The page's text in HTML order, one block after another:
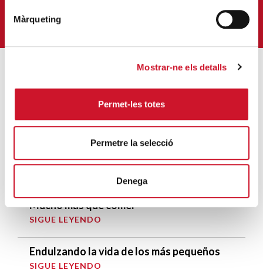
Màrqueting
Mostrar-ne els detalls
Permet-les totes
Permetre la selecció
Denega
QUIERO SUSCRIBIRME
ENTRADAS MÁS POPULARES
SIGUE LEYENDO
Un ropero a la última moda
Mucho más que comer
SIGUE LEYENDO
Endulzando la vida de los más pequeños
SIGUE LEYENDO